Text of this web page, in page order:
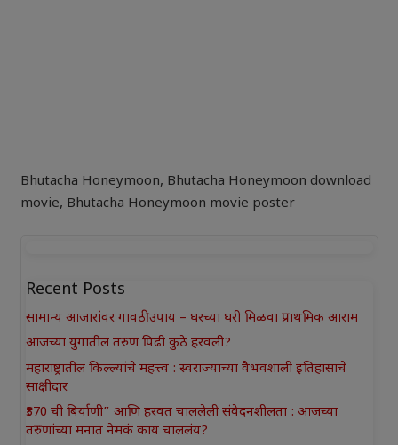
Bhutacha Honeymoon, Bhutacha Honeymoon download
movie, Bhutacha Honeymoon movie poster
Recent Posts
सामान्य आजारांवर गावठी उपाय – घरच्या घरी मिळवा प्राथमिक आराम
आजच्या युगातील तरुण पिढी कुठे हरवली?
महाराष्ट्रातील किल्ल्यांचे महत्त्व : स्वराज्याच्या वैभवशाली इतिहासाचे
साक्षीदार
₹370 ची बिर्याणी” आणि हरवत चाललेली संवेदनशीलता : आजच्या
तरुणांच्या मनात नेमकं काय चाललंय?